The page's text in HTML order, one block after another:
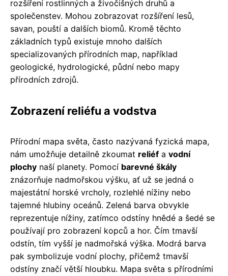
rozšíření rostlinných a živočišných druhů a
společenstev. Mohou zobrazovat rozšíření lesů,
savan, pouští a dalších biomů. Kromě těchto
základních typů existuje mnoho dalších
specializovaných přírodních map, například
geologické, hydrologické, půdní nebo mapy
přírodních zdrojů.
Zobrazení reliéfu a vodstva
Přírodní mapa světa, často nazývaná fyzická mapa,
nám umožňuje detailně zkoumat reliéf a vodní
plochy naší planety. Pomocí barevné škály
znázorňuje nadmořskou výšku, ať už se jedná o
majestátní horské vrcholy, rozlehlé nížiny nebo
tajemné hlubiny oceánů. Zelená barva obvykle
reprezentuje nížiny, zatímco odstíny hnědé a šedé se
používají pro zobrazení kopců a hor. Čím tmavší
odstín, tím vyšší je nadmořská výška. Modrá barva
pak symbolizuje vodní plochy, přičemž tmavší
odstíny značí větší hloubku. Mapa světa s přírodními